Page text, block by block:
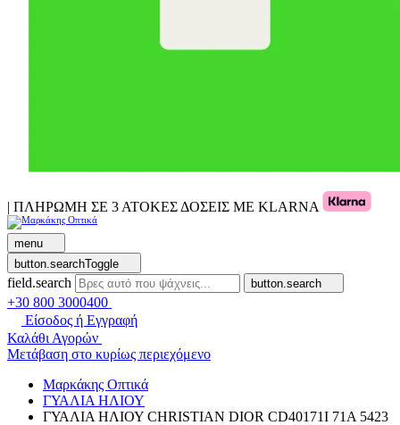
| ΠΛΗΡΩΜΗ ΣΕ 3 ΑΤΟΚΕΣ ΔΟΣΕΙΣ ΜΕ KLARNA
menu
button.searchToggle
field.search button.search
+30 800 3000400
Είσοδος ή Εγγραφή
Καλάθι Αγορών
Μετάβαση στο κυρίως περιεχόμενο
Μαρκάκης Οπτικά
ΓΥΑΛΙΑ ΗΛΙΟΥ
ΓΥΑΛΙΑ ΗΛΙΟΥ CHRISTIAN DIOR CD40171I 71A 5423